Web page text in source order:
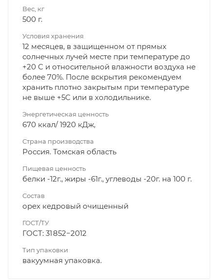
Вес, кг
500 г.
Условия хранения
12 месяцев, в защищенном от прямых
солнечных лучей месте при температуре до
+20 С и относительной влажности воздуха не
более 70%. После вскрытия рекомендуем
хранить плотно закрытым при температуре
не выше +5С или в холодильнике.
Энергетическая ценность
670 ккал/ 1920 кДж,
Страна производства
Россия. Томская область
Пищевая ценность
белки -12г., жиры -61г., углеводы -20г. на 100 г.
Состав
орех кедровый очищенный
ГОСТ/ТУ
ГОСТ: 31 852−2012
Тип упаковки
вакуумная упаковка.